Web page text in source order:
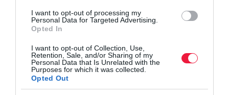
I want to opt-out of processing my
Personal Data for Targeted Advertising.
Opted In
I want to opt-out of Collection, Use,
Retention, Sale, and/or Sharing of my
Personal Data that Is Unrelated with the
Purposes for which it was collected.
Opted Out
A megfelelően összeállított ebéd friss marad, laktató, és hozzájárul
a kiegyensúlyozott energiaszint fenntartásához. Dietetikusok